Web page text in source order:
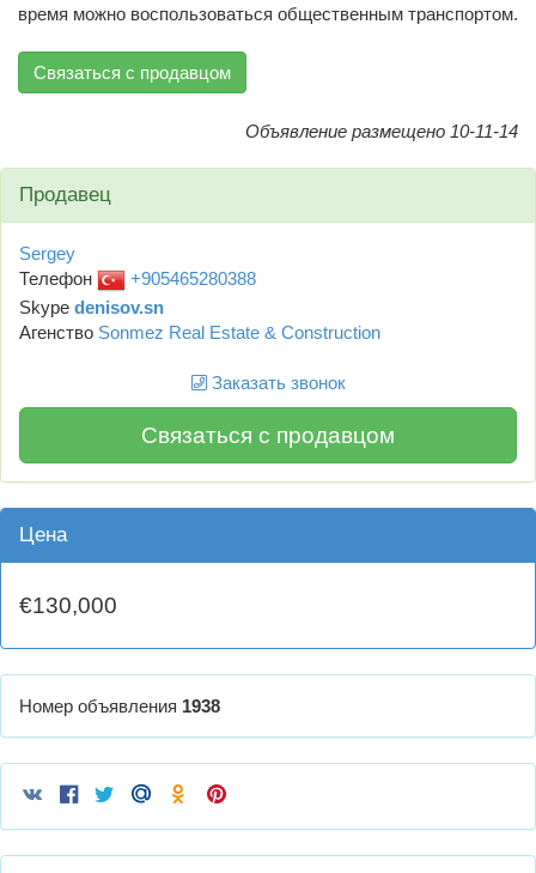
время можно воспользоваться общественным транспортом.
Связаться с продавцом
Объявление размещено 10-11-14
Продавец
Sergey
Телефон
+905465280388
Skype denisov.sn
Агенство Sonmez Real Estate & Construction
Заказать звонок
Связаться с продавцом
Цена
€130,000
Номер объявления 1938